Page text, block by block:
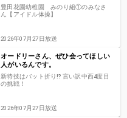
豊田花園幼稚園 みのり組①のみなさ
ん【アイドル体操】
2026年07月27日放送
オードリーさん、ぜひ会ってほしい
人がいるんです。
新特技はバット折り⁉ 言い訳中西4度目
の挑戦！
2026年07月27日放送